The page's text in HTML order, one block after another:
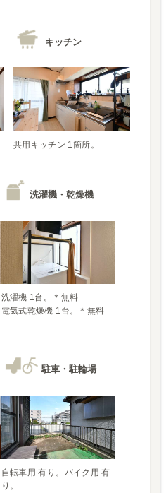
キッチン
共用キッチン 1箇所。
洗濯機・乾燥機
洗濯機 1台。＊無料
電気式乾燥機 1台。＊無料
駐車・駐輪場
自転車用 有り。バイク用 有
り。